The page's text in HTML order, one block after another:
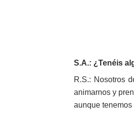
S.A.: ¿Tenéis
R.S.: Nosotros
animarnos y
aunque